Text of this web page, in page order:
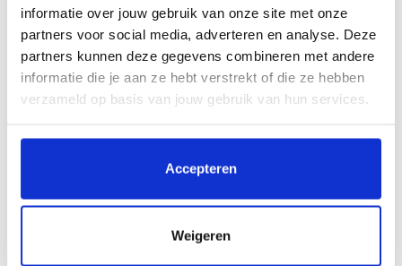
informatie over jouw gebruik van onze site met onze
partners voor social media, adverteren en analyse. Deze
partners kunnen deze gegevens combineren met andere
informatie die je aan ze hebt verstrekt of die ze hebben
verzameld op basis van jouw gebruik van hun services.
Door op 'Accepteren' te klikken, stem je in met het
plaatsen van alle cookies. Klik op 'Details' voor een
cookies je wilt toestaan. Je kunt je voorkeuren op elk
moment wijzigen of je toestemming intrekken.
Accepteren
Weigeren
Misniets!Schrijf je in voor onze
nieuwsbrief
Ontvang reisinspiratie direct in jouw mailbox.
Email